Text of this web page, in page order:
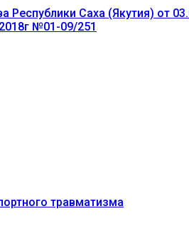
Саха (Якутия) от
№01-09/251
травматизма